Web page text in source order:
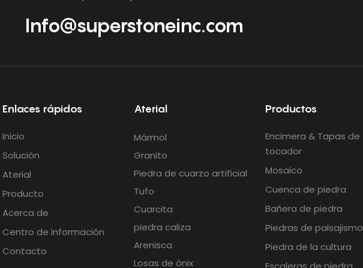
Info@superstoneinc.com
Enlaces rápidos
Inicio
Solución
Aterial
Producto
Acerca de
Centro de información
Contacto
Aterial
Mármol
Granito
Piedra de cuarzo artificial
Tufo
Cuarcita
piedra caliza
Arenisca
Losas de ónix
Productos
Encimera & Tapas de
tocador
Mosaico
Cuenca de piedra
Bañera de piedra
Piedras de paisajismo
Piedra de la cultura